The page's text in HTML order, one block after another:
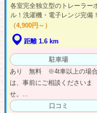
各室完全独立型のトレーラー
ル！洗濯機・電子レンジ完備
（4,900円～）
距離 1.6 km
駐車場
あり 無料 ※4t車以上の場合
は、事前にご相談くださいま
せ。...
口コミ